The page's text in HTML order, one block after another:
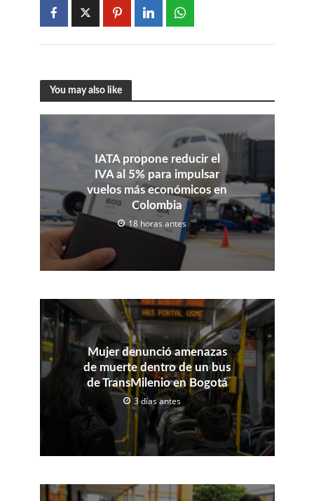
You may also like
IATA propone reducir el
IVA al 5% para impulsar
vuelos más económicos en
Colombia
18 horas antes
Mujer denunció amenazas
de muerte dentro de un bus
de TransMilenio en Bogotá
3 días antes